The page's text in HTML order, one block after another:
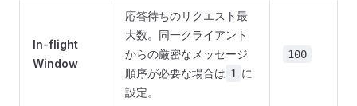
In-flight
Window
応答待ちのリクエスト最
大数。同一クライアント
からの厳密なメッセージ
順序が必要な場合は 1 に
設定。
100